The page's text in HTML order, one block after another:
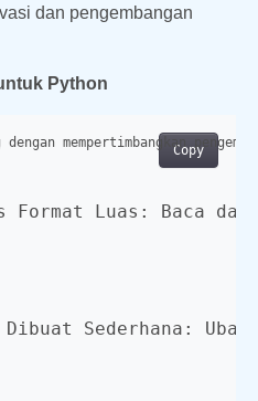
dan pengembangan
Python
Copy
mempertimbangkan
Format Luas: Baca dan
Sederhana: Ubah